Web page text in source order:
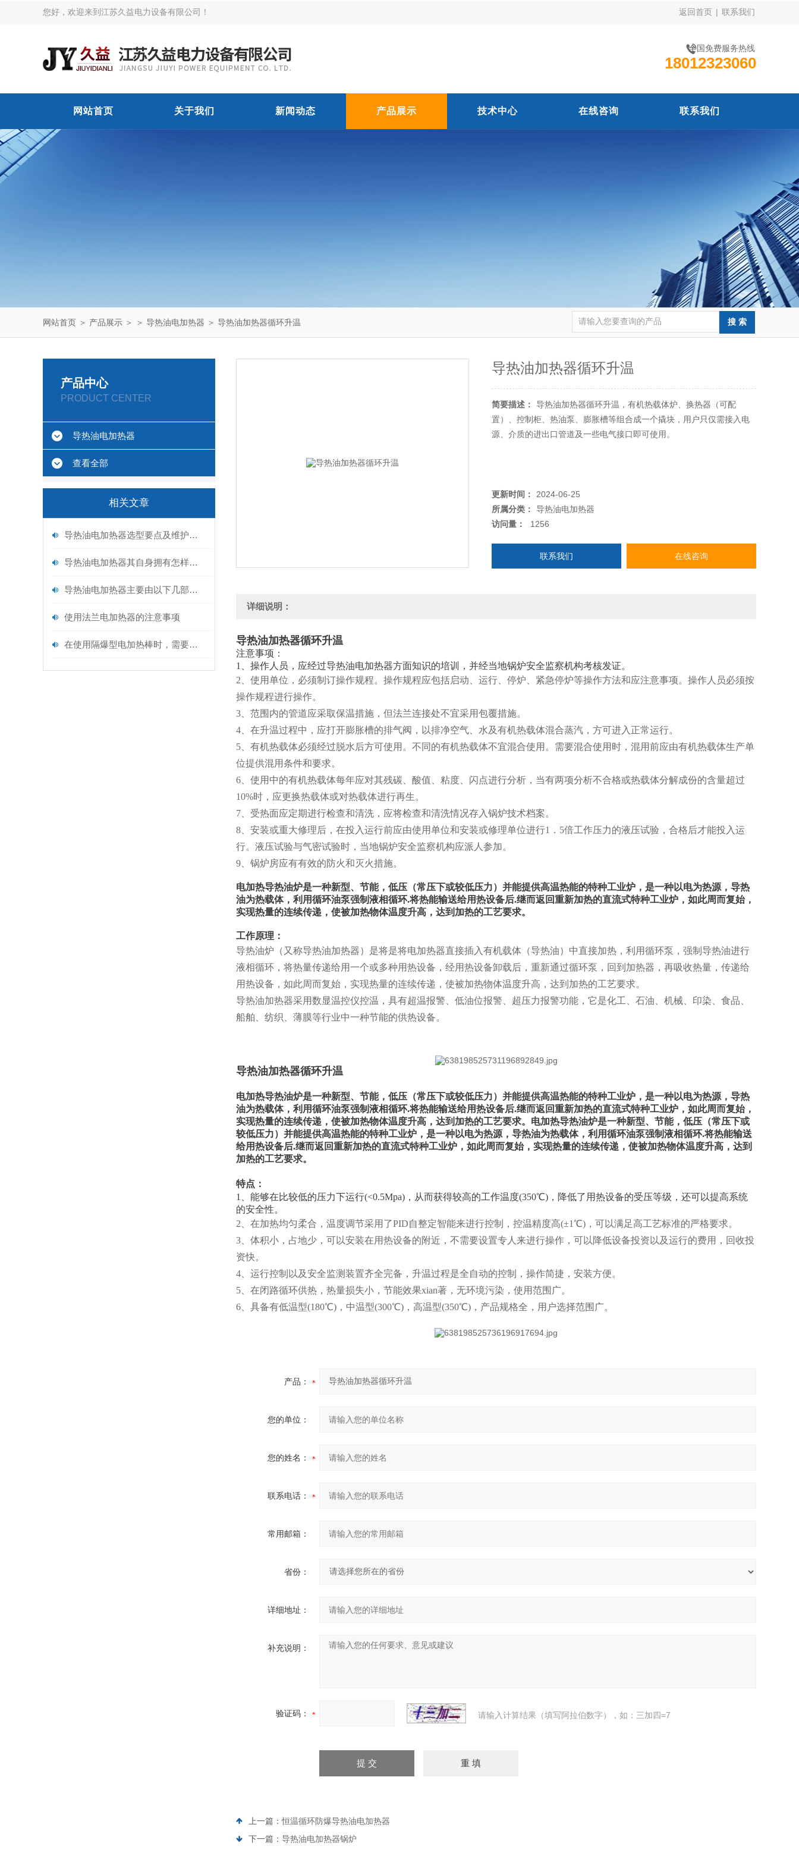
您好，欢迎来到江苏久益电力设备有限公司！ 返回首页 | 联系我们
全国免费服务热线
18012323060
网站首页 关于我们 新闻动态 产品展示 技术中心 在线咨询 联系我们
网站首页 ＞ 产品展示 ＞ ＞ 导热油电加热器 ＞ 导热油加热器循环升温
产品中心
PRODUCT CENTER
导热油电加热器
查看全部
相关文章
导热油电加热器选型要点及维护保养
导热油电加热器其自身拥有怎样的特点呢？
导热油电加热器主要由以下几部分构成
使用法兰电加热器的注意事项
在使用隔爆型电加热棒时，需要注意以下事项
导热油加热器循环升温
简要描述：
导热油加热器循环升温，有机热载体炉、换热器（可配
置）、控制柜、热油泵、膨胀槽等组合成一个撬块，用户只仅需接入电
源、介质的进出口管道及一些电气接口即可使用。
更新时间：
2024-06-25
所属分类：
导热油电加热器
访问量：
1256
联系我们 在线咨询
详细说明：
导热油加热器循环升温
注意事项：
1、操作人员，应经过导热油电加热器方面知识的培训，并经当地锅炉安全监察机构考核发证。
2、使用单位，必须制订操作规程。操作规程应包括启动、运行、停炉、紧急停炉等操作方法和应注意事项。操作人员必须按
操作规程进行操作。
3、范围内的管道应采取保温措施，但法兰连接处不宜采用包覆措施。
4、在升温过程中，应打开膨胀槽的排气阀，以排净空气、水及有机热载体混合蒸汽，方可进入正常运行。
5、有机热载体必须经过脱水后方可使用。不同的有机热载体不宜混合使用。需要混合使用时，混用前应由有机热载体生产单
位提供混用条件和要求。
6、使用中的有机热载体每年应对其残碳、酸值、粘度、闪点进行分析，当有两项分析不合格或热载体分解成份的含量超过
10%时，应更换热载体或对热载体进行再生。
7、受热面应定期进行检查和清洗，应将检查和清洗情况存入锅炉技术档案。
8、安装或重大修理后，在投入运行前应由使用单位和安装或修理单位进行1．5倍工作压力的液压试验，合格后才能投入运
行。液压试验与气密试验时，当地锅炉安全监察机构应派人参加。
9、锅炉房应有有效的防火和灭火措施。
电加热导热油炉是一种新型、节能，低压（常压下或较低压力）并能提供高温热能的特种工业炉，是一种以电为热源，导热
油为热载体，利用循环油泵强制液相循环.将热能输送给用热设备后.继而返回重新加热的直流式特种工业炉，如此周而复始，
实现热量的连续传递，使被加热物体温度升高，达到加热的工艺要求。
工作原理：
导热油炉（又称导热油加热器）是将是将电加热器直接插入有机载体（导热油）中直接加热，利用循环泵，强制导热油进行
液相循环，将热量传递给用一个或多种用热设备，经用热设备卸载后，重新通过循环泵，回到加热器，再吸收热量，传递给
用热设备，如此周而复始，实现热量的连续传递，使被加热物体温度升高，达到加热的工艺要求。
导热油加热器采用数显温控仪控温，具有超温报警、低油位报警、超压力报警功能，它是化工、石油、机械、印染、食品、
船舶、纺织、薄膜等行业中一种节能的供热设备。
导热油加热器循环升温
电加热导热油炉是一种新型、节能，低压（常压下或较低压力）并能提供高温热能的特种工业炉，是一种以电为热源，导热
油为热载体，利用循环油泵强制液相循环.将热能输送给用热设备后.继而返回重新加热的直流式特种工业炉，如此周而复始，
实现热量的连续传递，使被加热物体温度升高，达到加热的工艺要求。电加热导热油炉是一种新型、节能，低压（常压下或
较低压力）并能提供高温热能的特种工业炉，是一种以电为热源，导热油为热载体，利用循环油泵强制液相循环.将热能输送
给用热设备后.继而返回重新加热的直流式特种工业炉，如此周而复始，实现热量的连续传递，使被加热物体温度升高，达到
加热的工艺要求。
特点：
1、能够在比较低的压力下运行(<0.5Mpa)，从而获得较高的工作温度(350℃)，降低了用热设备的受压等级，还可以提高系统
的安全性。
2、在加热均匀柔合，温度调节采用了PID自整定智能来进行控制，控温精度高(±1℃)，可以满足高工艺标准的严格要求。
3、体积小，占地少，可以安装在用热设备的附近，不需要设置专人来进行操作，可以降低设备投资以及运行的费用，回收投
资快。
4、运行控制以及安全监测装置齐全完备，升温过程是全自动的控制，操作简捷，安装方便。
5、在闭路循环供热，热量损失小，节能效果xian著，无环境污染，使用范围广。
6、具备有低温型(180℃)，中温型(300℃)，高温型(350℃)，产品规格全，用户选择范围广。
产品：
您的单位：
您的姓名：
联系电话：
常用邮箱：
省份：
详细地址：
补充说明：
验证码： 请输入计算结果（填写阿拉伯数字），如：三加四=7
上一篇：恒温循环防爆导热油电加热器
下一篇： 导热油电加热器锅炉